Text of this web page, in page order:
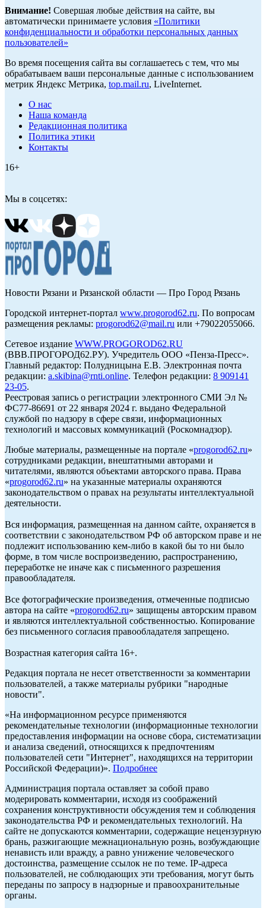
Внимание! Совершая любые действия на сайте, вы
автоматически принимаете условия «Политики
конфиденциальности и обработки персональных данных
пользователей»
Во время посещения сайта вы соглашаетесь с тем, что мы
обрабатываем ваши персональные данные с использованием
метрик Яндекс Метрика, top.mail.ru, LiveInternet.
О нас
Наша команда
Редакционная политика
Политика этики
Контакты
16+
Мы в соцсетях:
Новости Рязани и Рязанской области — Про Город Рязань
Городской интернет-портал www.progorod62.ru. По вопросам
размещения рекламы: progorod62@mail.ru или +79022055066.
Сетевое издание WWW.PROGOROD62.RU
(ВВВ.ПРОГОРОД62.РУ). Учредитель ООО «Пенза-Пресс».
Главный редактор: Полудницына Е.В. Электронная почта
редакции: a.skibina@rnti.online. Телефон редакции: 8 909141
23-05.
Реестровая запись о регистрации электронного СМИ Эл №
ФС77-86691 от 22 января 2024 г. выдано Федеральной
службой по надзору в сфере связи, информационных
технологий и массовых коммуникаций (Роскомнадзор).
Любые материалы, размещенные на портале «progorod62.ru»
сотрудниками редакции, внештатными авторами и
читателями, являются объектами авторского права. Права
«progorod62.ru» на указанные материалы охраняются
законодательством о правах на результаты интеллектуальной
деятельности.
Вся информация, размещенная на данном сайте, охраняется в
соответствии с законодательством РФ об авторском праве и не
подлежит использованию кем-либо в какой бы то ни было
форме, в том числе воспроизведению, распространению,
переработке не иначе как с письменного разрешения
правообладателя.
Все фотографические произведения, отмеченные подписью
автора на сайте «progorod62.ru» защищены авторским правом
и являются интеллектуальной собственностью. Копирование
без письменного согласия правообладателя запрещено.
Возрастная категория сайта 16+.
Редакция портала не несет ответственности за комментарии
пользователей, а также материалы рубрики "народные
новости".
«На информационном ресурсе применяются
рекомендательные технологии (информационные технологии
предоставления информации на основе сбора, систематизации
и анализа сведений, относящихся к предпочтениям
пользователей сети "Интернет", находящихся на территории
Российской Федерации)». Подробнее
Администрация портала оставляет за собой право
модерировать комментарии, исходя из соображений
сохранения конструктивности обсуждения тем и соблюдения
законодательства РФ и рекомендательных технологий. На
сайте не допускаются комментарии, содержащие нецензурную
брань, разжигающие межнациональную рознь, возбуждающие
ненависть или вражду, а равно унижение человеческого
достоинства, размещение ссылок не по теме. IP-адреса
пользователей, не соблюдающих эти требования, могут быть
переданы по запросу в надзорные и правоохранительные
органы.